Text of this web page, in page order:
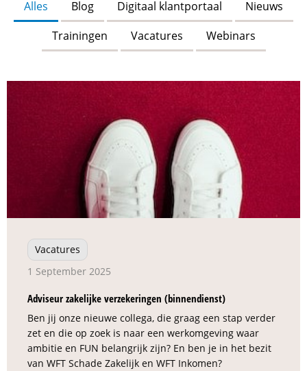
Alles Blog Digitaal klantportaal
Nieuws
Trainingen
Vacatures Webinars
Vacatures
1 September 2025
Adviseur zakelijke verzekeringen (binnendienst)
Ben jij onze nieuwe collega, die graag een stap verder
zet en die op zoek is naar een werkomgeving waar
ambitie en FUN belangrijk zijn? En ben je in het bezit
van WFT Schade Zakelijk en WFT Inkomen?